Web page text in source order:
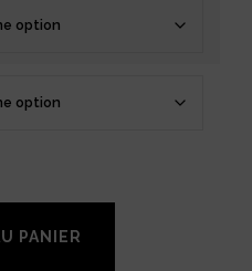
PANIER